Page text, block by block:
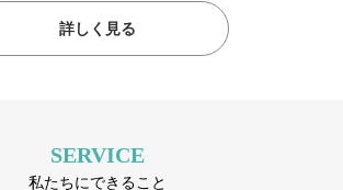
詳しく見る
と熱を生み出します。
２を排出しません。また灰等の廃棄物も出
詳しく見る
SERVICE
私たちにできること